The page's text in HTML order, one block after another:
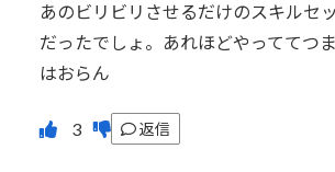
あのビリビリさせるだけのスキルセ
だったでしょ。あれほどやっててつ
はおらん
返信